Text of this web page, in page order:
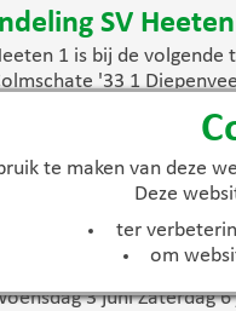
te maken van deze
Deze
ter
om
SV
1 is bij de volgende
'33 1
SV Nieuw Heeten 1 Raalte
Activiteiten
Openingstijden
De komende weken is de
3 juni Zaterdag